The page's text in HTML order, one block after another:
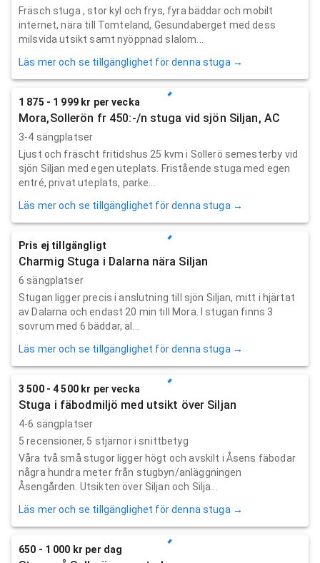
Fräsch stuga , stor kyl och frys, fyra bäddar och mobilt
internet, nära till Tomteland, Gesundaberget med dess
milsvida utsikt samt nyöppnad slalom...
Läs mer och se tillgänglighet för denna stuga →
1 875 - 1 999 kr per vecka
Mora,Sollerön fr 450:-/n stuga vid sjön Siljan, AC
3-4 sängplatser
Ljust och fräscht fritidshus 25 kvm i Sollerö semesterby vid
sjön Siljan med egen uteplats. Fristående stuga med egen
entré, privat uteplats, parke...
Läs mer och se tillgänglighet för denna stuga →
Pris ej tillgängligt
Charmig Stuga i Dalarna nära Siljan
6 sängplatser
Stugan ligger precis i anslutning till sjön Siljan, mitt i hjärtat
av Dalarna och endast 20 min till Mora. I stugan finns 3
sovrum med 6 bäddar, al...
Läs mer och se tillgänglighet för denna stuga →
3 500 - 4 500 kr per vecka
Stuga i fäbodmiljö med utsikt över Siljan
4-6 sängplatser
5 recensioner, 5 stjärnor i snittbetyg
Våra två små stugor ligger högt och avskilt i Åsens fäbodar
några hundra meter från stugbyn/anläggningen
Åsengården. Utsikten över Siljan och Silja...
Läs mer och se tillgänglighet för denna stuga →
650 - 1 000 kr per dag